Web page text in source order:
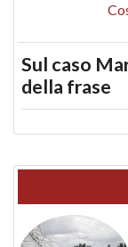
Sul caso
della frase